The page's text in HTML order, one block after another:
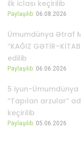
ilk iclası keçirilib
Paylaşılıb: 06.08.2026
Ümumdünya Ətraf
“KAĞIZ
edilib
Paylaşılıb: 06.06.2026
5 iyun-
“Tapılan arzular”
keçirilib
Paylaşılıb: 05.06.2026